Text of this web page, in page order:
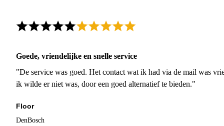
Goede, vriendelijke en snelle service
"De service was goed. Het contact wat ik had via de mail was
ik wilde er niet was, door een goed alternatief te bieden."
Floor
DenBosch